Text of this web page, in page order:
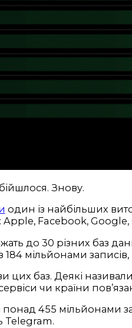
Знову.
один із найбільших
Apple, Facebook,
до 30 різних баз
184 мільйонами
цих баз. Деякі
сервіси чи країни
455 мільйонами
Telegram.